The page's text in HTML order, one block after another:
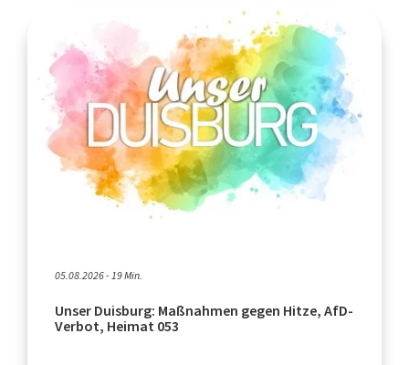
05.08.2026 - 19 Min.
Unser Duisburg: Maßnahmen gegen Hitze, AfD-
Verbot, Heimat 053